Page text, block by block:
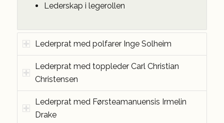
Lederskap i legerollen
Lederprat med polfarer Inge Solheim
Lederprat med toppleder Carl Christian
Christensen
Lederprat med Førsteamanuensis Irmelin
Drake